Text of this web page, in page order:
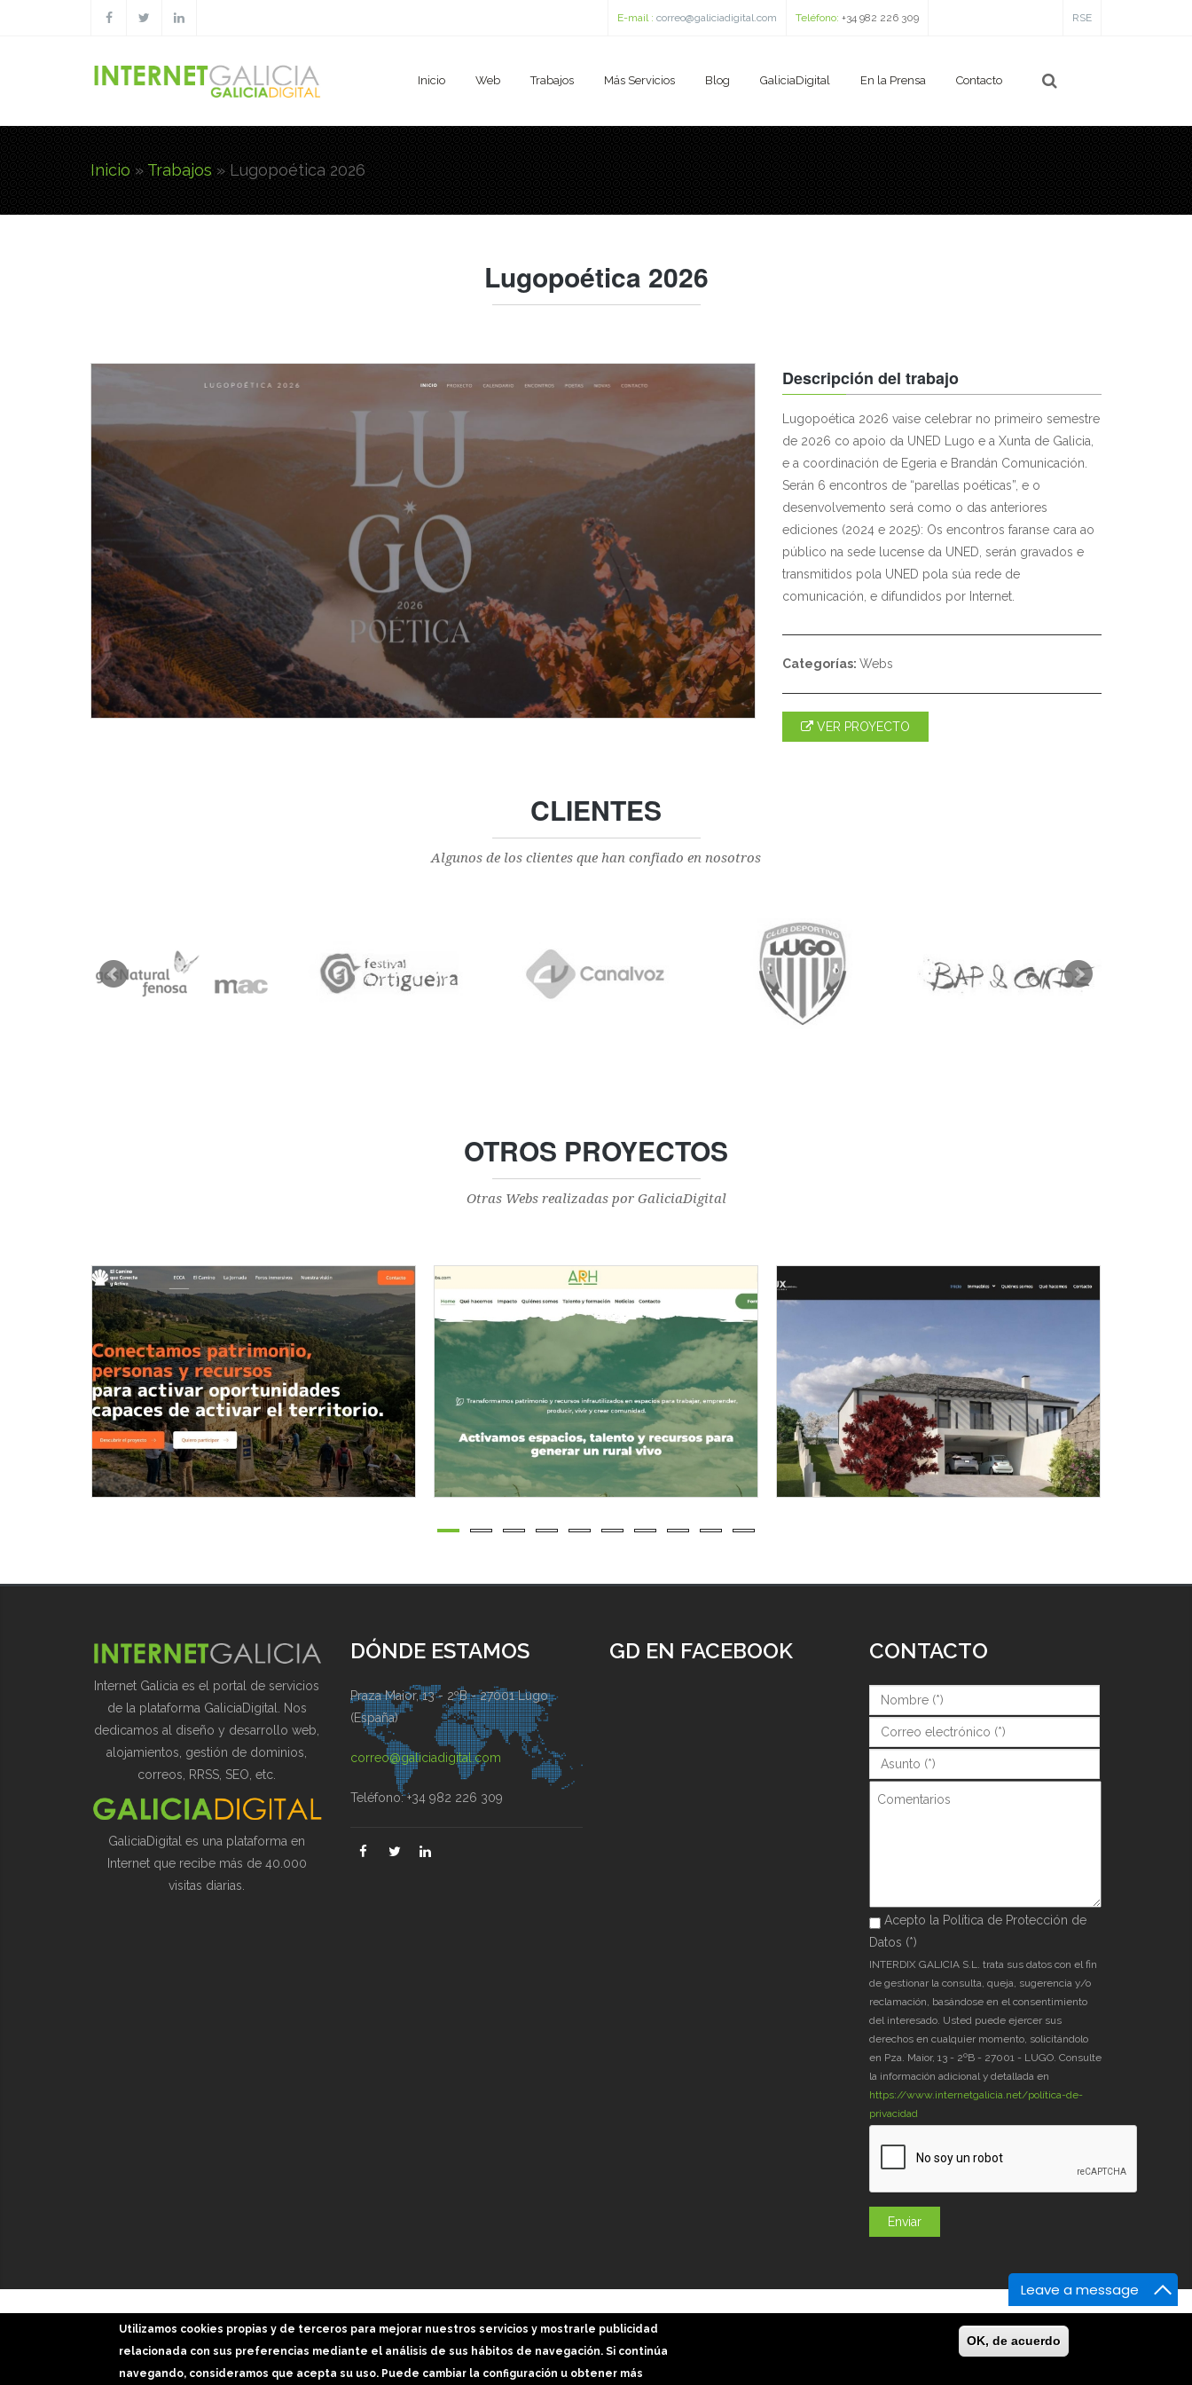
Leave a message
Pasar al contenido principal E-mail : correo@galiciadigital.com Teléfono: +34 982 226 309 RSE
Inicio Web Trabajos Más Servicios Blog GaliciaDigital En la Prensa Contacto
Usted está aquí
Inicio » Trabajos » Lugopoética 2026
Lugopoética 2026
Descripción del trabajo
Lugopoética 2026 vaise celebrar no primeiro semestre
de 2026 co apoio da UNED Lugo e a Xunta de Galicia,
e a coordinación de Egeria e Brandán Comunicación.
Serán 6 encontros de “parellas poéticas”, e o
desenvolvemento será como o das anteriores
ediciones (2024 e 2025): Os encontros faranse cara ao
público na sede lucense da UNED, serán gravados e
transmitidos pola UNED pola súa rede de
comunicación, e difundidos por Internet.
Categorías: Webs
VER PROYECTO
CLIENTES
Algunos de los clientes que han confiado en nosotros
OTROS PROYECTOS
Otras Webs realizadas por GaliciaDigital
Internet Galicia es el portal de servicios
de la plataforma GaliciaDigital. Nos
dedicamos al diseño y desarrollo web,
alojamientos, gestión de dominios,
correos, RRSS, SEO, etc.
GaliciaDigital es una plataforma en
Internet que recibe más de 40.000
visitas diarias.
DÓNDE ESTAMOS
Praza Maior, 13 - 2ºB - 27001 Lugo
(España)
correo@galiciadigital.com
Teléfono: +34 982 226 309
GD EN FACEBOOK CONTACTO
Nombre (*)*
Correo (*)*
Asunto (*)*
Comentarios
Acepto la Política de Protección de
Datos (*)
Acepto la Política de Protección de
Datos (*)
INTERDIX GALICIA S.L. trata sus datos con el fin
de gestionar la consulta, queja, sugerencia y/o
reclamación, basándose en el consentimiento
del interesado. Usted puede ejercer sus
derechos en cualquier momento, solicitándolo
en Pza. Maior, 13 - 2ºB - 27001 - LUGO. Consulte
la información adicional y detallada en
https://www.internetgalicia.net/política-de-
privacidad
GaliciaDigital 2019-2026
Aviso Legal
Política de Privacidad - Política Cookies
Imágenes slider: Freepik
Inicio Web Trabajos En la Prensa Contacto
Utilizamos cookies propias y de terceros para mejorar nuestros servicios y mostrarle publicidad
relacionada con sus preferencias mediante el análisis de sus hábitos de navegación. Si continúa
navegando, consideramos que acepta su uso. Puede cambiar la configuración u obtener más
OK, de acuerdo